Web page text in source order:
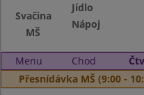
Svačina
MŠ
Jídlo
Nápoj
Menu Chod
Přesnídávka MŠ (9:00 -